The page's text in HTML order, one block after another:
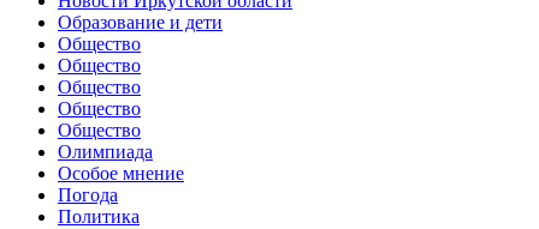
Образование и дети
Общество
Общество
Общество
Общество
Общество
Олимпиада
Особое мнение
Погода
Политика